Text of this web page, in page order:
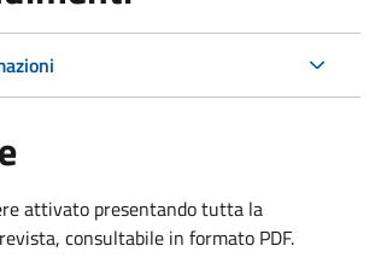
attivato presentando tutta la
consultabile in formato PDF.